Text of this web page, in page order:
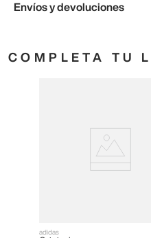
Envíos y devoluciones
COMPLETA TU
adidas